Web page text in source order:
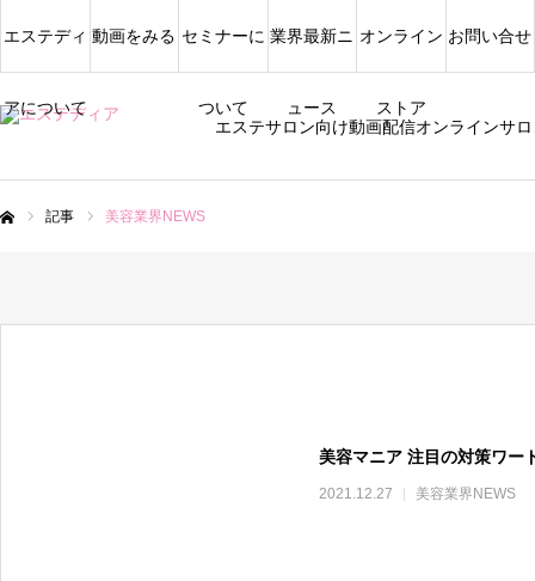
エステサロン向け動画配信オンラインサ
エステディ
アについて
動画をみる セミナーに
ついて
業界最新ニ
ュース
オンライン
ストア
お問い合せ
記事 美容業界NEWS
美容マニア 注目の対策ワー
2021.12.27 美容業界NEWS